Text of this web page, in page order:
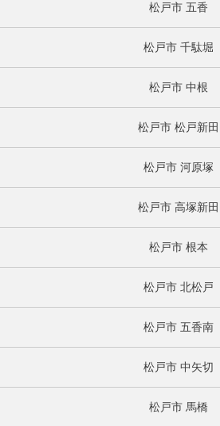
松戸市 五香
松戸市 千駄堀
松戸市 中根
松戸市 松戸新田
松戸市 河原塚
松戸市 高塚新田
松戸市 根本
松戸市 北松戸
松戸市 五香南
松戸市 中矢切
松戸市 馬橋